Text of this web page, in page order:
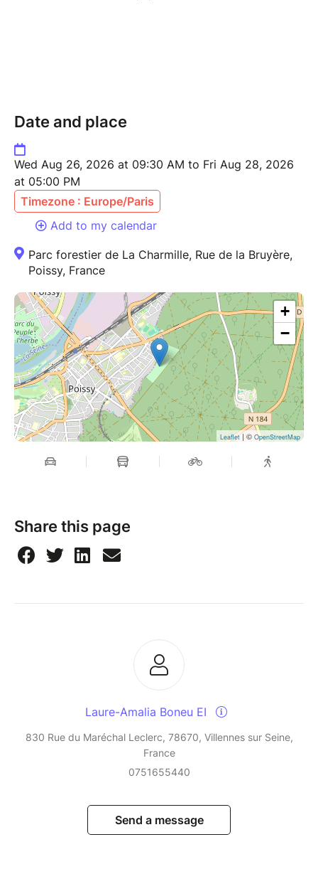
Date and place
Wed Aug 26, 2026 at 09:30 AM to Fri Aug 28, 2026
at 05:00 PM
Timezone : Europe/Paris
Add to my calendar
Parc forestier de La Charmille, Rue de la Bruyère,
Poissy, France
+
−
Leaflet| © OpenStreetMap
Share this page
Laure-Amalia Boneu EI
830 Rue du Maréchal Leclerc, 78670, Villennes sur Seine,
France
0751655440
Send a message